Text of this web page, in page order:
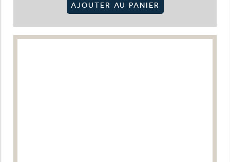
AJOUTER AU PANIER